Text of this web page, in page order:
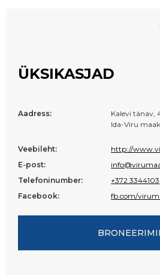
ÜKSIKASJAD
Aadress:
Kalevi tänav,
Ida-Viru
Veebileht:
http://
E-post:
Telefoninumber:
+372 3344103
Facebook:
fb.com/